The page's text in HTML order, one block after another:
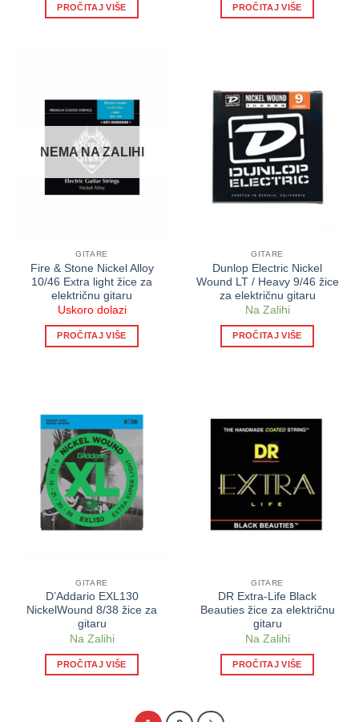
PROČITAJ VIŠE PROČITAJ VIŠE
NEMA NA ZALIHI
GITARE
Fire & Stone Nickel Alloy
10/46 Extra light žice za
električnu gitaru
Uskoro dolazi
PROČITAJ VIŠE
GITARE
Dunlop Electric Nickel
Wound LT / Heavy 9/46 žice
za električnu gitaru
Na Zalihi
PROČITAJ VIŠE
GITARE
D’Addario EXL130
NickelWound 8/38 žice za
gitaru
Na Zalihi
PROČITAJ VIŠE
GITARE
DR Extra-Life Black
Beauties žice za električnu
gitaru
Na Zalihi
PROČITAJ VIŠE